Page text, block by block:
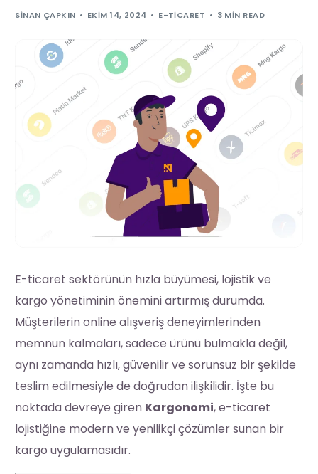
SINAN ÇAPKIN EKIM 14, 2024 E-TICARET 3 MIN READ
E-ticaret sektörünün hızla büyümesi, lojistik ve
kargo yönetiminin önemini artırmış durumda.
Müşterilerin online alışveriş deneyimlerinden
memnun kalmaları, sadece ürünü bulmakla değil,
aynı zamanda hızlı, güvenilir ve sorunsuz bir şekilde
teslim edilmesiyle de doğrudan ilişkilidir. İşte bu
noktada devreye giren Kargonomi, e-ticaret
lojistiğine modern ve yenilikçi çözümler sunan bir
kargo uygulamasıdır.
webakademi